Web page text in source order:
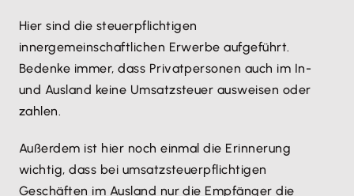
Hier sind die steuerpflichtigen
innergemeinschaftlichen Erwerbe aufgeführt.
Bedenke immer, dass Privatpersonen auch im In-
und Ausland keine Umsatzsteuer ausweisen oder
zahlen.
Außerdem ist hier noch einmal die Erinnerung
wichtig, dass bei umsatzsteuerpflichtigen
Geschäften im Ausland nur die Empfänger die